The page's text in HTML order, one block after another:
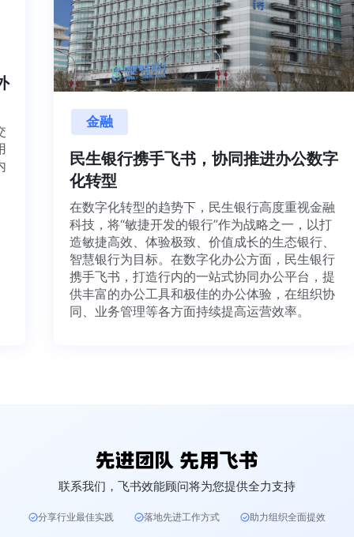
外
交
用
内
金融
民生银行携手飞书，协同推进办公数
化转型
在数字化转型的趋势下，民生银行高度重视金
科技，将“敏捷开发的银行”作为战略之一，以打
造敏捷高效、体验极致、价值成长的生态银行
智慧银行为目标。在数字化办公方面，民生银
携手飞书，打造行内的一站式协同办公平台，
供丰富的办公工具和极佳的办公体验，在组织
同、业务管理等各方面持续提高运营效率。
联系我们，飞书效能顾问将为您提供全力支持
分享行业最佳实践 落地先进工作方式 助力组织全面提效